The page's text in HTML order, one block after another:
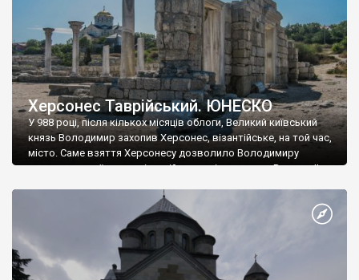
Херсонес Таврійський. ЮНЕСКО
У 988 році, після кількох місяців облоги, Великий київський
князь Володимир захопив Херсонес, візантійське, на той час,
місто. Саме взяття Херсонесу дозволило Володимиру
диктувати свої умови візантійському імператору Василю ІІ, та
Херсонесі Володимир-язичник, став Василем-християнином.
А потім було Хрещення Русі. На честь Херсонесу Таврійського